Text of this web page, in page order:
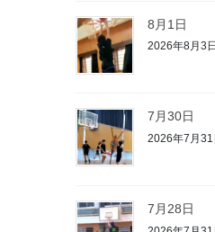
8月1日
2026年8月3日
7月30日
2026年7月31
7月28日